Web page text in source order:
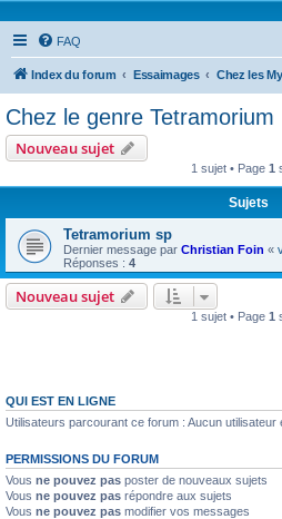
FAQ
Index du forum Essaimages Chez les
Chez le genre Tetramorium
Nouveau sujet
1 sujet • Page 1
Sujets
Tetramorium sp
Dernier message par Christian Foin «
Réponses : 4
Nouveau sujet
1 sujet • Page 1
QUI EST EN LIGNE
Utilisateurs parcourant ce forum : Aucun utilisateur
PERMISSIONS DU FORUM
Vous ne pouvez pas poster de nouveaux sujets
Vous ne pouvez pas répondre aux sujets
Vous ne pouvez pas modifier vos messages